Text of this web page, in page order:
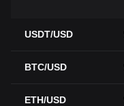
USDT/USD
BTC/USD
ETH/USD